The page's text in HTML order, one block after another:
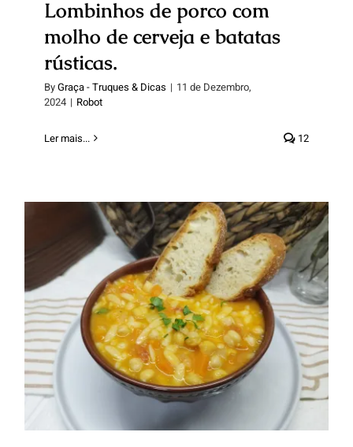
Lombinhos de porco com
molho de cerveja e batatas
rústicas.
ByGraça - Truques & Dicas | 11 de Dezembro,
2024 | Robot
Ler mais... 12
Sopa de legumes com grão de
bico XL.